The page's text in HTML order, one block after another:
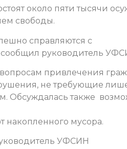
около пяти тысячи
свободы.
справляются с
руководитель
привлечения
не требующие
Обсуждалась также
накопленного мусора.
УФСИН